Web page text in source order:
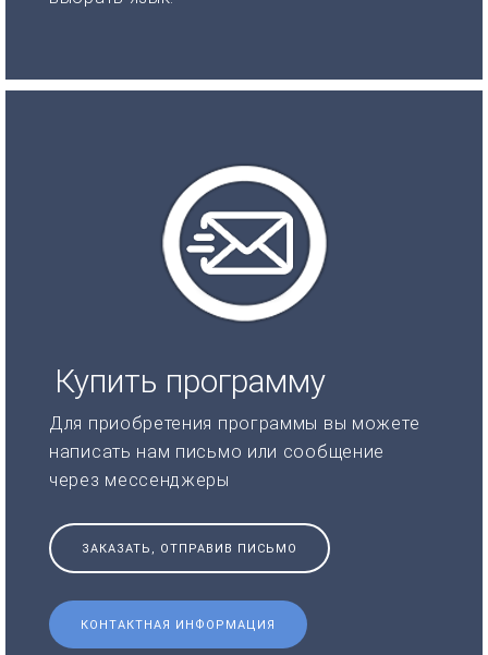
Купить программу
Для приобретения программы вы можете
написать нам письмо или сообщение
через мессенджеры
ЗАКАЗАТЬ, ОТПРАВИВ ПИСЬМО
КОНТАКТНАЯ ИНФОРМАЦИЯ